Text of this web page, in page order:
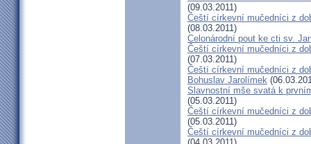
(09.03.2011)
Čeští církevní mučedníci z
(08.03.2011)
Celonárodní pout ke cti sv.
Čeští církevní mučedníci z
(07.03.2011)
Čeští církevní mučedníci z
Bohuslav Jarolímek
Slavnostní mše svatá k
(05.03.2011)
Čeští církevní mučedníci z
(05.03.2011)
Čeští církevní mučedníci z